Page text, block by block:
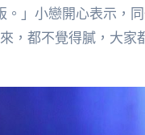
」小戀開心表示，
，都不覺得膩，大家